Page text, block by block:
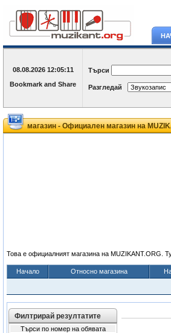
08.08.2026 12:05:11 Търси
Разгледай
магазин - Официален магазин на
Това е официалният магазина на MUZIKANT.ORG.
Начало Относно магазина
Филтрирай резултатите
Търси по номер на обявата